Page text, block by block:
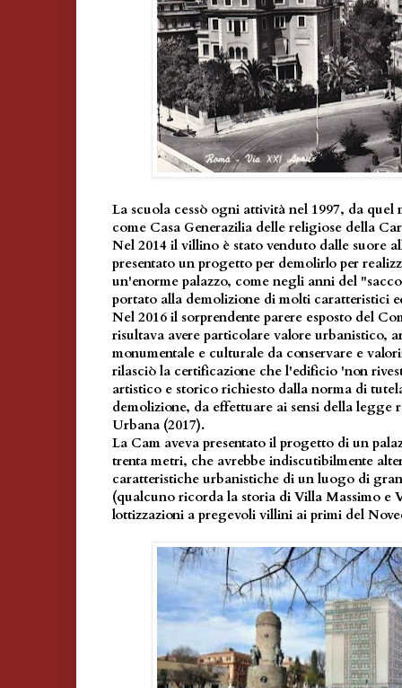
La scuola cessò ogni attività nel 1997, da quel
come Casa Generazilia delle religiose della
Nel 2014 il villino è stato venduto dalle suore
presentato un progetto per demolirlo per
un'enorme palazzo, come negli anni del
portato alla demolizione di molti caratteristici
Nel 2016 il sorprendente parere esposto del
risultava avere particolare valore urbanistico,
monumentale e culturale da conservare e
rilasciò la certificazione che l'edificio 'non
artistico e storico richiesto dalla norma di
demolizione, da effettuare ai sensi della legge
Urbana (2017).
La Cam aveva presentato il progetto di un
trenta metri, che avrebbe indiscutibilmente
caratteristiche urbanistiche di un luogo di
(qualcuno ricorda la storia di Villa Massimo e
lottizzazioni a pregevoli villini ai primi del